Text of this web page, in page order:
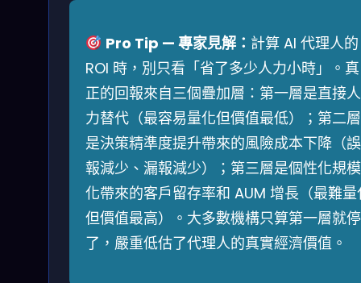
Pro Tip — 專家見解： 計算 AI 代理人的
ROI 時，別只看「省了多少人力小時」。真
正的回報來自三個疊加層：第一層是直接人
力替代（最容易量化但價值最低）；第二層
是決策精準度提升帶來的風險成本下降（誤
報減少、漏報減少）；第三層是個性化規模
化帶來的客戶留存率和 AUM 增長（最難量
但價值最高）。大多數機構只算第一層就停
了，嚴重低估了代理人的真實經濟價值。